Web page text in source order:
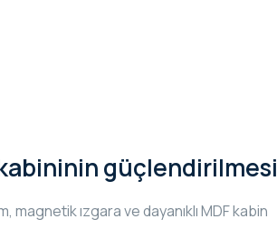
güçlendirilmesi
magnetik ızgara ve dayanıklı MDF kabin